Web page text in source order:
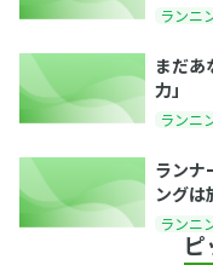
ランニ
まだあ
力」
ランニ
ランナ
ングは
ランニ